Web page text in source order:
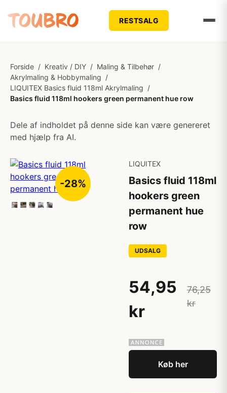
RESTSALG
Forside / Kreativ / DIY / Maling & Tilbehør /
Akrylmaling & Hobbymaling /
LIQUITEX Basics fluid 118ml Akrylmaling /
Basics fluid 118ml hookers green permanent hue row
Dele af indholdet på denne side kan være genereret
med hjælp fra AI.
-28%
LIQUITEX
Basics fluid 118ml
hookers green
permanent hue
row
UDSALG
54,95
kr
76,25
kr
Køb her